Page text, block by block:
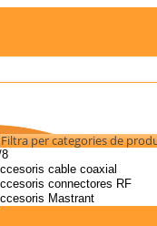
Filtra per categories de